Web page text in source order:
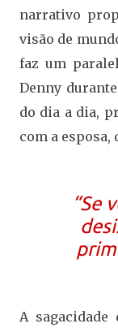
narrativo
visão de
faz um
Denny
do dia a dia,
com a esposa,
“Se
A